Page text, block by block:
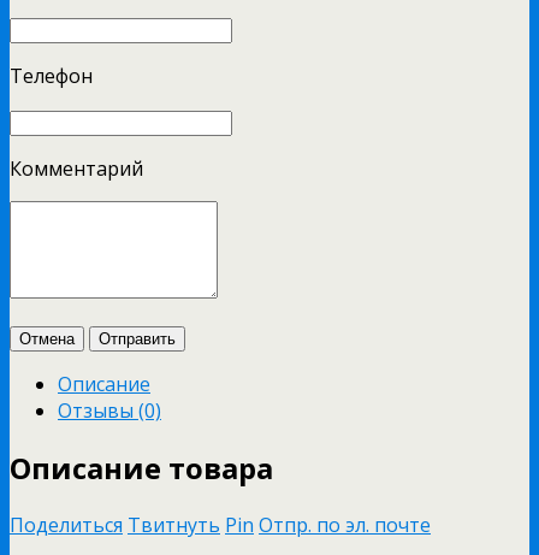
Телефон
Комментарий
Отмена Отправить
Описание
Отзывы (0)
Описание товара
Поделиться Твитнуть Pin Отпр. по эл. почте